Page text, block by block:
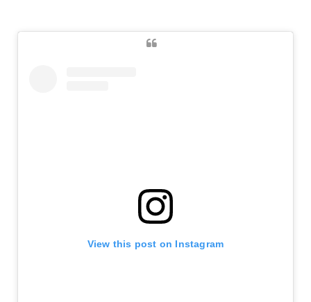
View this post on Instagram